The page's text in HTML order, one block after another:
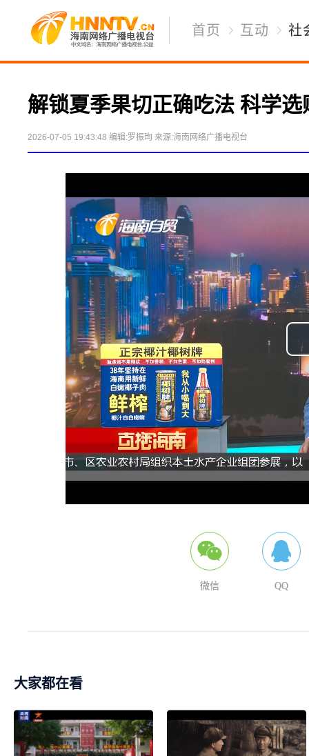
首页 互动 社
解锁夏季果切正确吃法 科学
2026-07-05 19:43:48 编辑:罗振珣 来源:海南网络广播电视台
微信 QQ
大家都在看